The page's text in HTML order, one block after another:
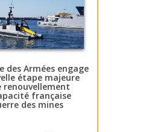
des Armées engage
étape majeure
renouvellement
française
des mines